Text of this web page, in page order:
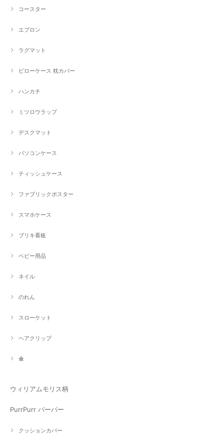
コースター
エプロン
ラグマット
ピローケース 枕カバー
ハンカチ
ミツロウラップ
デスクマット
パソコンケース
ティッシュケース
ファブリックポスター
スマホケース
ブリキ看板
ベビー用品
ネイル
のれん
スローケット
ヘアクリップ
傘
ウィリアムモリス柄
PurrPurr パーパー
クッションカバー